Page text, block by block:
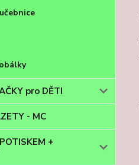
pro DĚTI
- MC
+